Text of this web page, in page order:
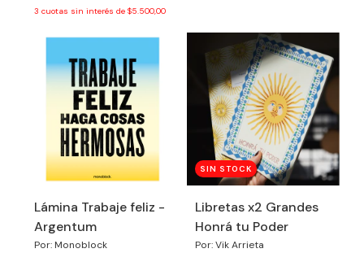
3 cuotas sin interés de $5.500,00
Lámina Trabaje feliz -
Argentum
Por: Monoblock
SIN STOCK
Libretas x2 Grandes
Honrá tu Poder
Por: Vik Arrieta